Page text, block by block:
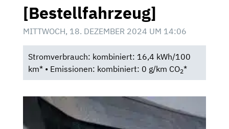
[Bestellfahrzeug]
MITTWOCH, 18. DEZEMBER 2024 UM 14:06
Stromverbrauch: kombiniert: 16,4 kWh/100
km* • Emissionen: kombiniert: 0 g/km CO2*